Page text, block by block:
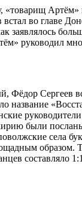
Артём»
во главе
заявлялось
руководил
Фёдор Сергеев
название
были
села